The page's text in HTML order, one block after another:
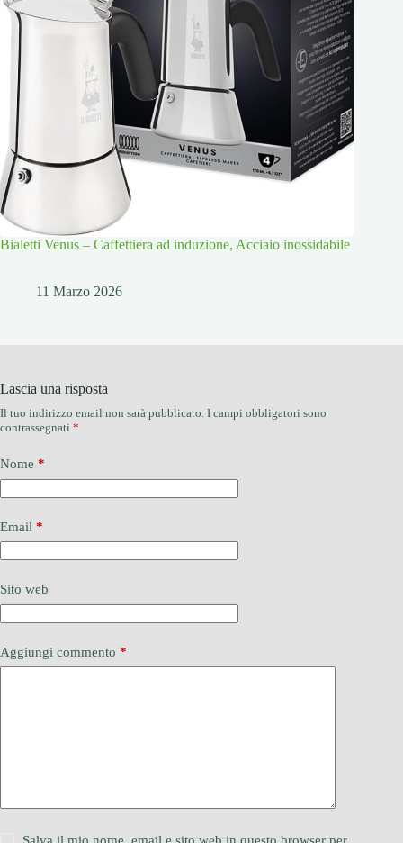
Bialetti Venus – Caffettiera ad induzione, Acciaio inossidabile
11 Marzo 2026
Lascia una risposta
Il tuo indirizzo email non sarà pubblicato. I campi obbligatori sono
contrassegnati *
Nome *
Email *
Sito web
Aggiungi commento *